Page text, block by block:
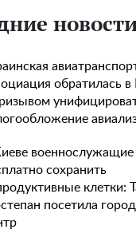
обратилась
военнослужащие
сохранить
клетки:
посетила